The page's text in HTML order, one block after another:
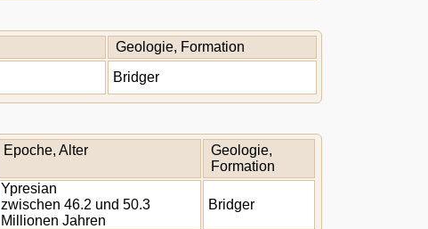
Geologie, Formation
Bridger
Epoche, Alter
Geologie,
Formation
Ypresian
zwischen 46.2 und 50.3
Millionen Jahren
Bridger